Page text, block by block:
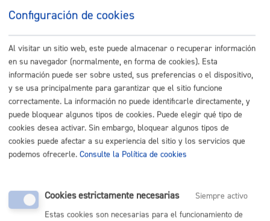
Número:
2025/854
Presentado por:Grupo PP Taldea
Presentado el:09/19/2025
Fecha del pleno:09/25/2025
Tipo:Moción de Control
Resultado:Aprobado (puntuka bozkatuta, 1., 2. eta
3. puntok onartu dira / votada por puntos, se
aprueban los puntos nº 1, 2 y 3)
Documentos
P_Moción de Control sobre carteles y
pancartas.pdf
P_Moción de Control sobre carteles y pancartas-
Configuración de cookies
Al visitar un sitio web, este puede almacenar o recuperar información
en su navegador (normalmente, en forma de cookies). Esta
información puede ser sobre usted, sus preferencias o el dispositivo,
y se usa principalmente para garantizar que el sitio funcione
correctamente. La información no puede identificarle directamente, y
puede bloquear algunos tipos de cookies. Puede elegir qué tipo de
cookies desea activar. Sin embargo, bloquear algunos tipos de
cookies puede afectar a su experiencia del sitio y los servicios que
podemos ofrecerle. Consulte la Política de cookies
Cookies estrictamente necesarias
Siempre activo
Estas cookies son necesarias para el funcionamiento de